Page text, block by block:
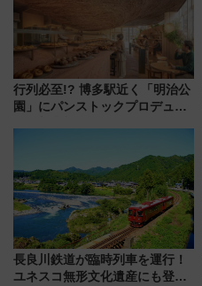
行列必至!? 博多駅近く「明治公
園」にパンストックプロデュー
長良川鉄道が臨時列車を運行！
ユネスコ無形文化遺産にも登録